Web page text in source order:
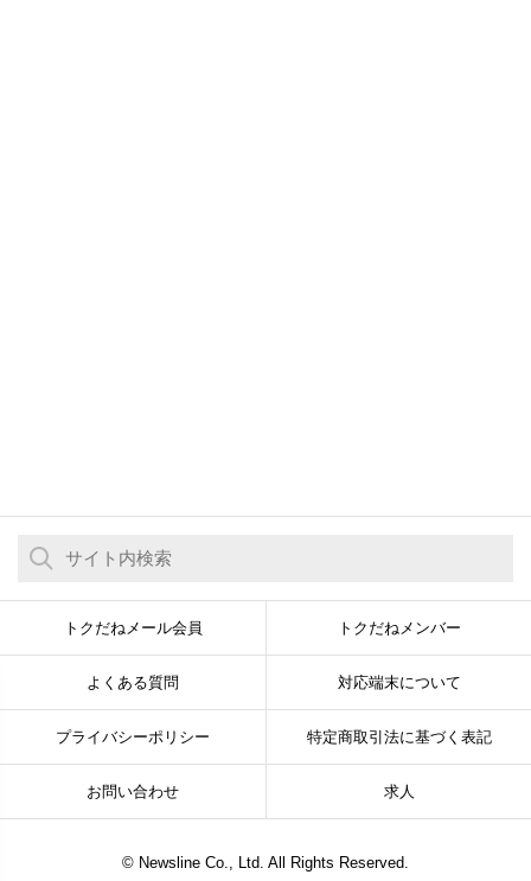
トクだねメール会員 トクだねメンバー
よくある質問 対応端末について
プライバシーポリシー 特定商取引法に基づく表記
お問い合わせ 求人
© Newsline Co., Ltd. All Rights Reserved.